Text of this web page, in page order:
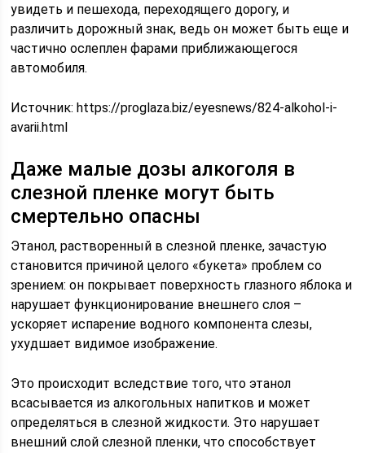
увидеть и пешехода, переходящего дорогу, и
различить дорожный знак, ведь он может быть еще и
частично ослеплен фарами приближающегося
автомобиля.
Источник:https://proglaza.biz/eyesnews/824-alkohol-i-
avarii.html
Даже малые дозы алкоголя в
слезной пленке могут быть
смертельно опасны
Этанол, растворенный в слезной пленке, зачастую
становится причиной целого «букета» проблем со
зрением: он покрывает поверхность глазного яблока и
нарушает функционирование внешнего слоя –
ускоряет испарение водного компонента слезы,
ухудшает видимое изображение.
Это происходит вследствие того, что этанол
всасывается из алкогольных напитков и может
определяться в слезной жидкости. Это нарушает
внешний слой слезной пленки, что способствует